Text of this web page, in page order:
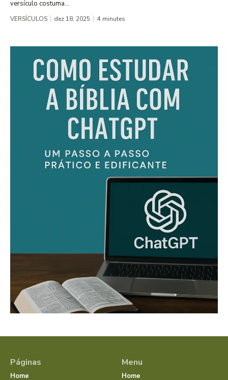
versículo costuma...
VERSÍCULOS dez 18, 2025 4 minutes
Páginas
Home
Menu
Home